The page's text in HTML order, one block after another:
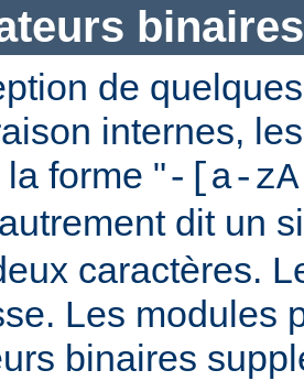
binaires
de
internes,
forme "-[a-
dit un
caractères.
Les modules
binaires